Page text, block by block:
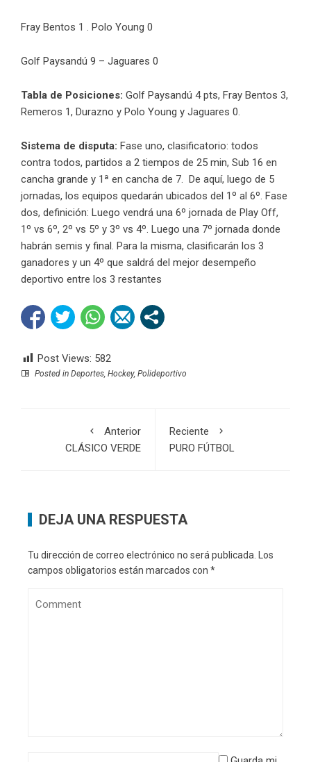
Fray Bentos 1 . Polo Young 0
Golf Paysandú 9 – Jaguares 0
Tabla de Posiciones: Golf Paysandú 4 pts, Fray Bentos 3,
Remeros 1, Durazno y Polo Young y Jaguares 0.
Sistema de disputa: Fase uno, clasificatorio: todos
contra todos, partidos a 2 tiempos de 25 min, Sub 16 en
cancha grande y 1ª en cancha de 7. De aquí, luego de 5
jornadas, los equipos quedarán ubicados del 1º al 6º. Fase
dos, definición: Luego vendrá una 6º jornada de Play Off,
1º vs 6º, 2º vs 5º y 3º vs 4º. Luego una 7º jornada donde
habrán semis y final. Para la misma, clasificarán los 3
ganadores y un 4º que saldrá del mejor desempeño
deportivo entre los 3 restantes
Post Views: 582
Posted in Deportes Hockey, Polideportivo
Anterior
CLÁSICO VERDE
Reciente
PURO FÚTBOL
DEJA UNA RESPUESTA
Tu dirección de correo electrónico no será publicada.
Los
campos obligatorios están marcados con *